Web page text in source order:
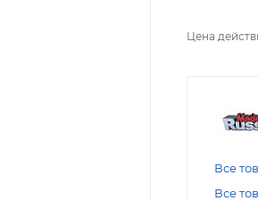
Цена
Все
Все